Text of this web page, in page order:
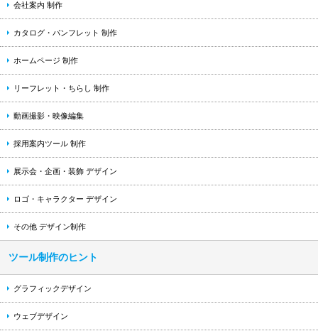
会社案内 制作
カタログ・パンフレット 制作
ホームページ 制作
リーフレット・ちらし 制作
動画撮影・映像編集
採用案内ツール 制作
展示会・企画・装飾 デザイン
ロゴ・キャラクター デザイン
その他 デザイン制作
ツール制作のヒント
グラフィックデザイン
ウェブデザイン